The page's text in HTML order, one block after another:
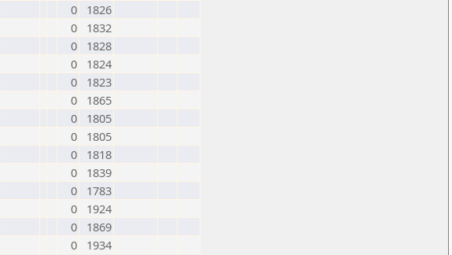
0
1826
0
1832
0
1828
0
1824
0
1823
0
1865
0
1805
0
1805
0
1818
0
1839
0
1783
0
1924
0
1869
0
1934